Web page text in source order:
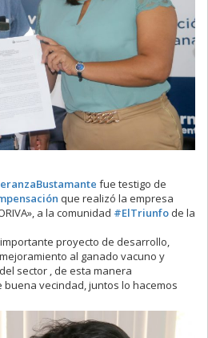
fue testigo de
que realizó la empresa
a la comunidad #ElTriunfo de la
proyecto de desarrollo,
al ganado vacuno y
sector , de esta manera
vecindad, juntos lo hacemos